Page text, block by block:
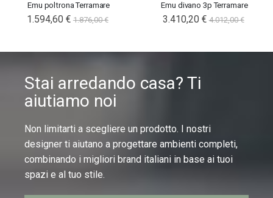
Emu poltrona Terramare
1.594,60 € 1.876,00 €
Emu divano 3p Terramare
3.410,20 € 4.012,00 €
Stai arredando casa? Ti
aiutiamo noi
Non limitarti a scegliere un prodotto. I nostri
designer ti aiutano a progettare ambienti completi,
combinando i migliori brand italiani in base ai tuoi
spazi e al tuo stile.